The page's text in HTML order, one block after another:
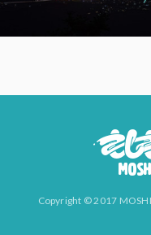
Copyright © 2017